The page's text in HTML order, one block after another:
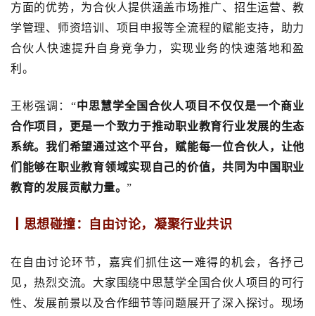
方面的优势，为合伙人提供涵盖市场推广、招生运营、教
学管理、师资培训、项目申报等全流程的赋能支持，助力
合伙人快速提升自身竞争力，实现业务的快速落地和盈
利。
王彬强调： “中思慧学全国合伙人项目不仅仅是一个商业
合作项目，更是一个致力于推动职业教育行业发展的生态
系统。我们希望通过这个平台，赋能每一位合伙人，让他
们能够在职业教育领域实现自己的价值，共同为中国职业
教育的发展贡献力量。”
┃思想碰撞：自由讨论，凝聚行业共识
在自由讨论环节，嘉宾们抓住这一难得的机会，各抒己
见，热烈交流。大家围绕中思慧学全国合伙人项目的可行
性、发展前景以及合作细节等问题展开了深入探讨。现场